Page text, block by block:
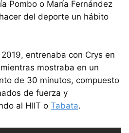
Pombo o María Fernández
del deporte un hábito
entrenaba con Crys en
mostraba en un
de 30 minutos, compuesto
de fuerza y
al HIIT o Tabata.